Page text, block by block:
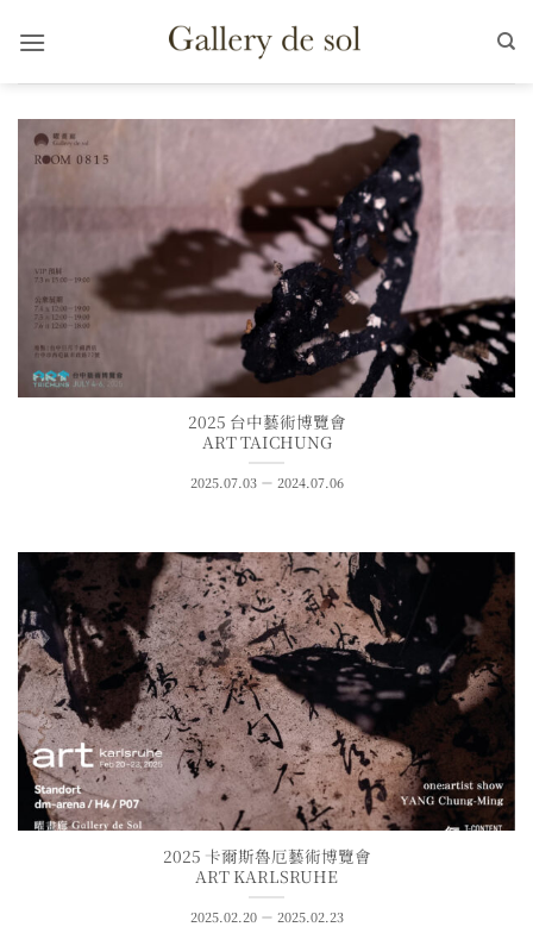
2025 台中藝術博覽會
ART TAICHUNG
2025.07.03 － 2024.07.06
2025 卡爾斯魯厄藝術博覽會
ART KARLSRUHE
2025.02.20 － 2025.02.23